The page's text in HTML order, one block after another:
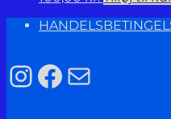
Instagram
Facebook
Mail